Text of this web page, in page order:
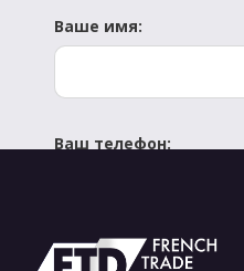
Ваше имя:
Ваш телефон: